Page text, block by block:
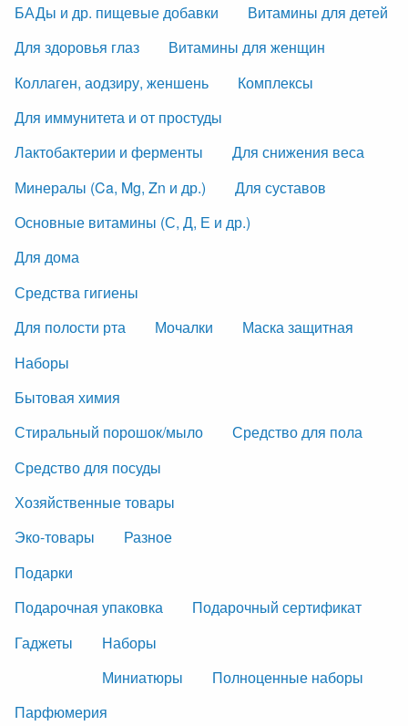
БАДы и др. пищевые добавки
Витамины для детей
Для здоровья глаз
Витамины для женщин
Коллаген, аодзиру, женшень
Комплексы
Для иммунитета и от простуды
Лактобактерии и ферменты
Для снижения веса
Минералы (Ca, Mg, Zn и др.)
Для суставов
Основные витамины (С, Д, Е и др.)
Для дома
Средства гигиены
Для полости рта
Мочалки
Маска защитная
Наборы
Бытовая химия
Стиральный порошок/мыло
Средство для пола
Средство для посуды
Хозяйственные товары
Эко-товары
Разное
Подарки
Подарочная упаковка
Подарочный сертификат
Гаджеты
Наборы
Миниатюры
Полноценные наборы
Парфюмерия